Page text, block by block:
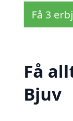
Få 3
Få
Bjuv